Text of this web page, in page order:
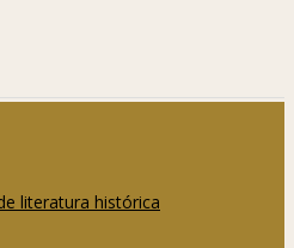
literatura histórica